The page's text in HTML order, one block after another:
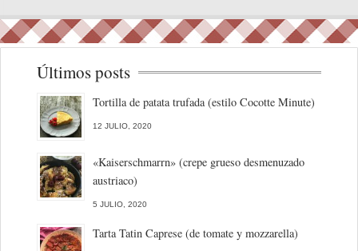
Últimos posts
Tortilla de patata trufada (estilo Cocotte Minute)
12 JULIO, 2020
«Kaiserschmarrn» (crepe grueso desmenuzado
austriaco)
5 JULIO, 2020
Tarta Tatin Caprese (de tomate y mozzarella)